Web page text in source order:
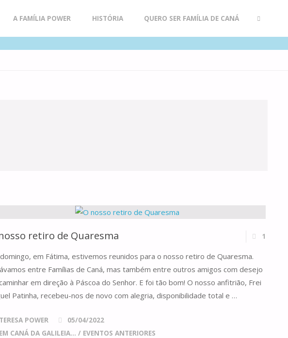
A FAMÍLIA POWER HISTÓRIA QUERO SER FAMÍLIA DE CANÁ
retiro de Quaresma 1
em Fátima, estivemos reunidos para o nosso retiro de Quaresma.
entre Famílias de Caná, mas também entre outros amigos com desejo
em direção à Páscoa do Senhor. E foi tão bom! O nosso anfitrião, Frei
Patinha, recebeu-nos de novo com alegria, disponibilidade total e …
TERESA POWER
05/04/2022
EM CANÁ DA GALILEIA... / EVENTOS ANTERIORES